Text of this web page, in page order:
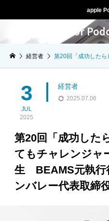
apple
人生ドライブ for
経営者 第20回「成功した
3
JUL
2025
経営者
2025.07.06
第20回「成功した
てもチャレンジャ
生 BEAMS元執行
ンバレー代表取締